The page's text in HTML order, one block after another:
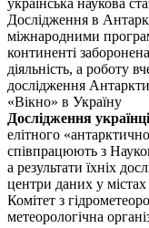
українська наукова
Дослідження в
міжнародними
континенті
діяльність, а роботу
дослідження
«Вікно» в Україну
Дослідження
елітного
співпрацюють з
а результати їхніх
центри даних у
Комітет з
метеорологічна